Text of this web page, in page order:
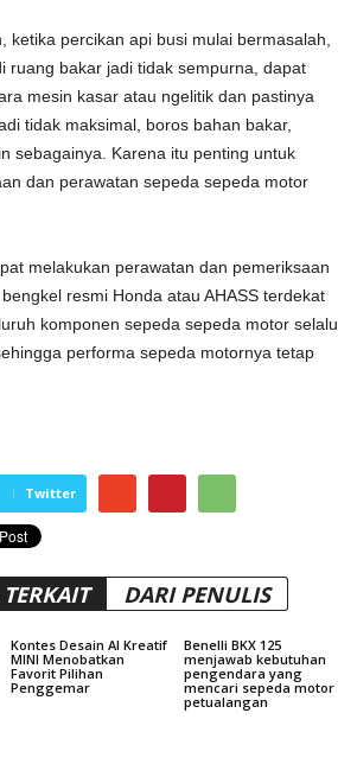
ketika percikan api busi mulai bermasalah,
ruang bakar jadi tidak sempurna, dapat
mesin kasar atau ngelitik dan pastinya
tidak maksimal, boros bahan bakar,
sebagainya. Karena itu penting untuk
dan perawatan sepeda sepeda motor
melakukan perawatan dan pemeriksaan
resmi Honda atau AHASS terdekat
komponen sepeda sepeda motor selalu
performa sepeda motornya tetap
Twitter
DARI PENULIS
Kontes Desain AI Kreatif
MINI Menobatkan
Favorit Pilihan
Penggemar
Benelli BKX 125
menjawab kebutuhan
pengendara yang
mencari sepeda motor
petualangan